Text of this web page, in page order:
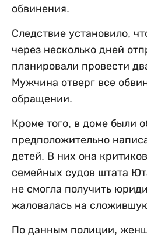
обвинения.
Следствие установило,
через несколько дней
планировали провести
Мужчина отверг все
обращении.
Кроме того, в доме были
предположительно
детей. В них она
семейных судов штата
не смогла получить
жаловалась на
По данным полиции,